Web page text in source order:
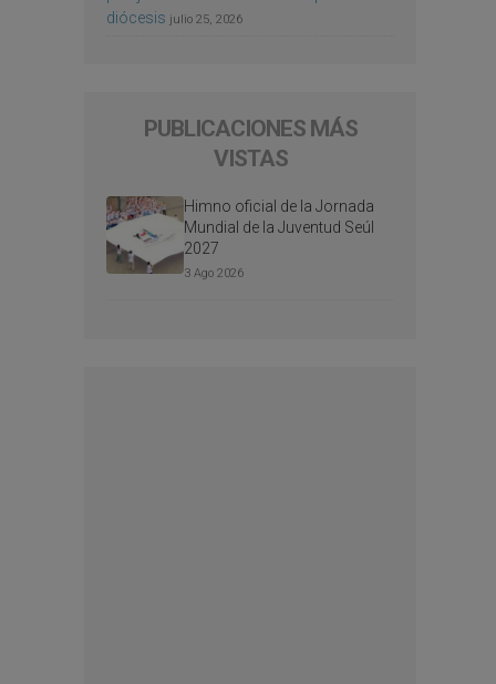
diócesis julio 25, 2026
PUBLICACIONES MÁS
VISTAS
Himno oficial de la Jornada
Mundial de la Juventud Seúl
2027
3 Ago 2026